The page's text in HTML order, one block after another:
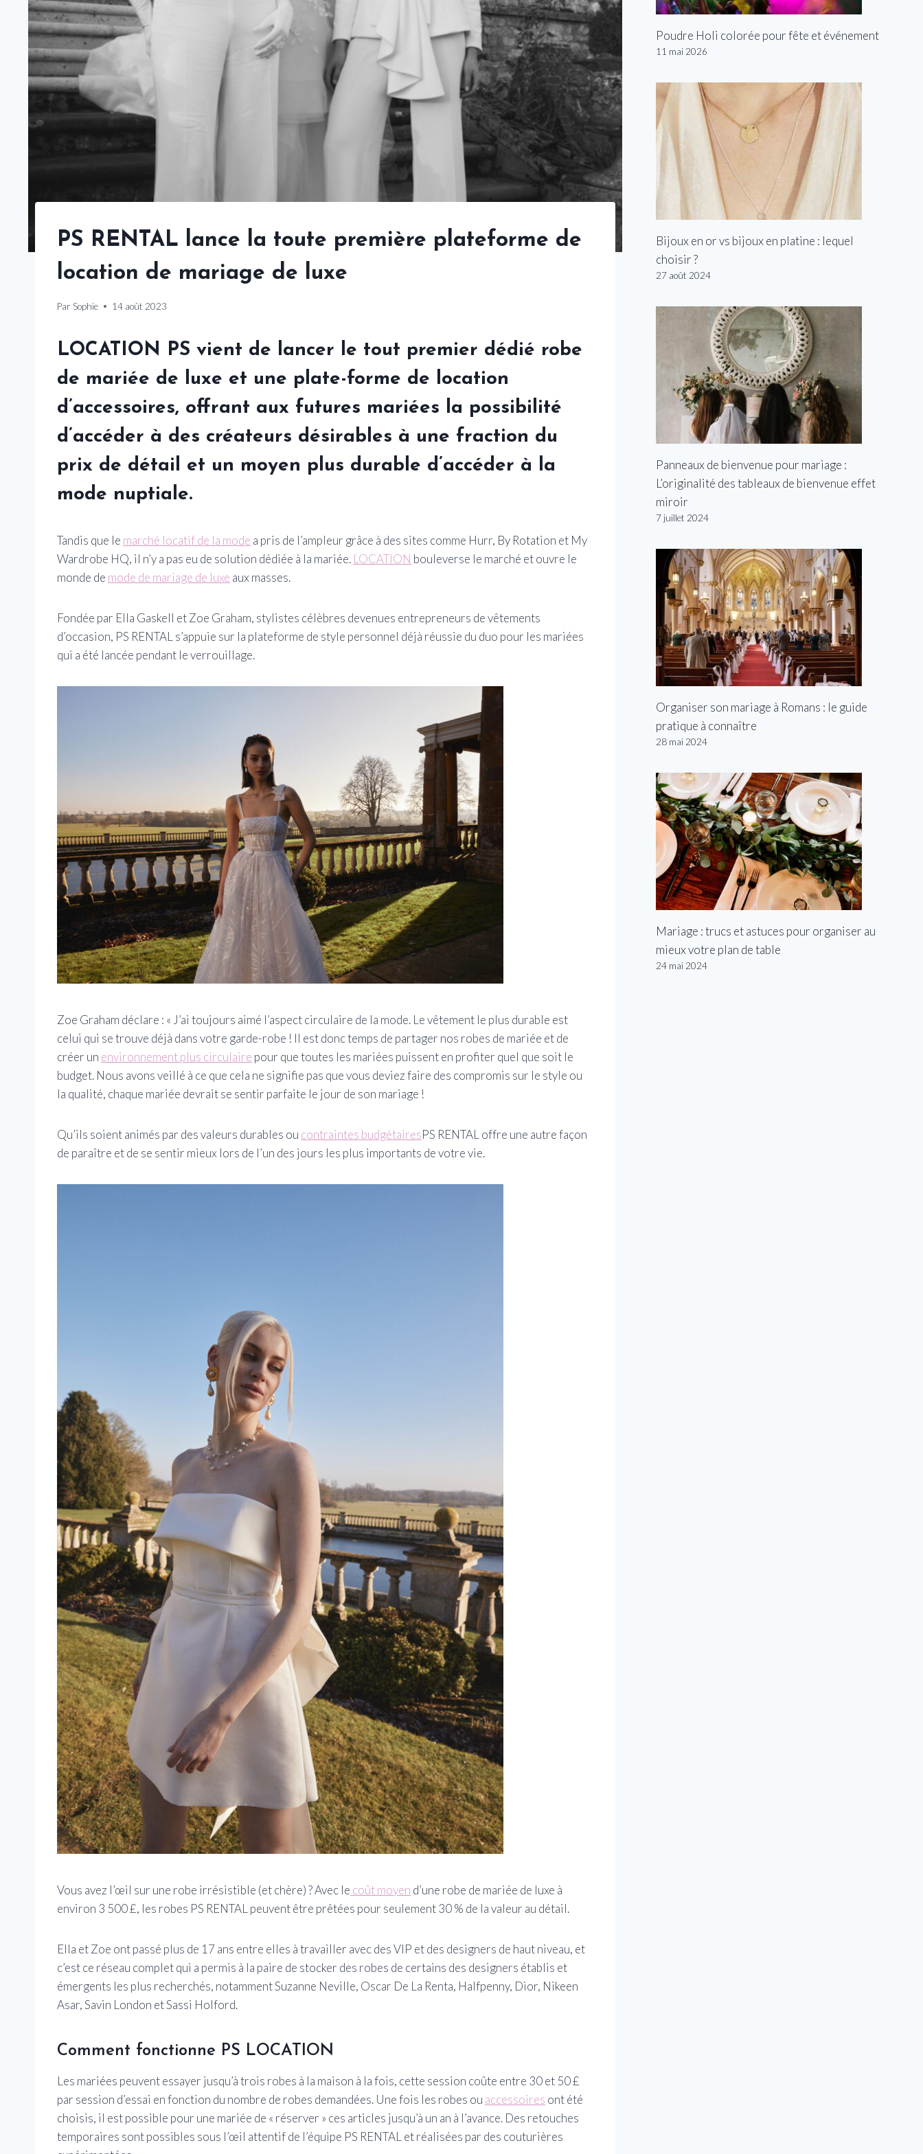
PS RENTAL lance la toute première plateforme de
location de mariage de luxe
Par Sophie 14 août 2023
LOCATION PS vient de lancer le tout premier dédié robe
de mariée de luxe et une plate-forme de location
d’accessoires, offrant aux futures mariées la possibilité
d’accéder à des créateurs désirables à une fraction du
prix de détail et un moyen plus durable d’accéder à la
mode nuptiale.
Tandis que le marché locatif de la mode a pris de l’ampleur grâce à des sites comme Hurr, By Rotation et My
Wardrobe HQ, il n’y a pas eu de solution dédiée à la mariée. LOCATION bouleverse le marché et ouvre le
monde de mode de mariage de luxe aux masses.
Fondée par Ella Gaskell et Zoe Graham, stylistes célèbres devenues entrepreneurs de vêtements
d’occasion, PS RENTAL s’appuie sur la plateforme de style personnel déjà réussie du duo pour les mariées
qui a été lancée pendant le verrouillage.
Zoe Graham déclare : « J’ai toujours aimé l’aspect circulaire de la mode. Le vêtement le plus durable est
celui qui se trouve déjà dans votre garde-robe ! Il est donc temps de partager nos robes de mariée et de
créer un environnement plus circulaire pour que toutes les mariées puissent en profiter quel que soit le
budget. Nous avons veillé à ce que cela ne signifie pas que vous deviez faire des compromis sur le style ou
la qualité, chaque mariée devrait se sentir parfaite le jour de son mariage !
Qu’ils soient animés par des valeurs durables ou contraintes budgétairesPS RENTAL offre une autre façon
de paraître et de se sentir mieux lors de l’un des jours les plus importants de votre vie.
Vous avez l’œil sur une robe irrésistible (et chère) ? Avec le coût moyen d’une robe de mariée de luxe à
environ 3 500 £, les robes PS RENTAL peuvent être prêtées pour seulement 30 % de la valeur au détail.
Ella et Zoe ont passé plus de 17 ans entre elles à travailler avec des VIP et des designers de haut niveau, et
c’est ce réseau complet qui a permis à la paire de stocker des robes de certains des designers établis et
émergents les plus recherchés, notamment Suzanne Neville, Oscar De La Renta, Halfpenny, Dior, Nikeen
Asar, Savin London et Sassi Holford.
Comment fonctionne PS LOCATION
Les mariées peuvent essayer jusqu’à trois robes à la maison à la fois, cette session coûte entre 30 et 50 £
par session d’essai en fonction du nombre de robes demandées. Une fois les robes ou accessoires ont été
choisis, il est possible pour une mariée de « réserver » ces articles jusqu’à un an à l’avance. Des retouches
temporaires sont possibles sous l’œil attentif de l’équipe PS RENTAL et réalisées par des couturières
Poudre Holi colorée pour fête et événement
11 mai 2026
Bijoux en or vs bijoux en platine : lequel
choisir ?
27 août 2024
Panneaux de bienvenue pour mariage :
L’originalité des tableaux de bienvenue effet
miroir
7 juillet 2024
Organiser son mariage à Romans : le guide
pratique à connaître
28 mai 2024
Mariage : trucs et astuces pour organiser au
mieux votre plan de table
24 mai 2024